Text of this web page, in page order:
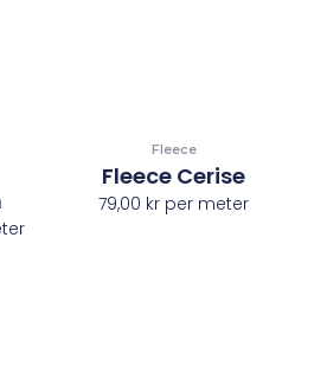
Fleece
Fleece Cerise
79,00 kr per meter